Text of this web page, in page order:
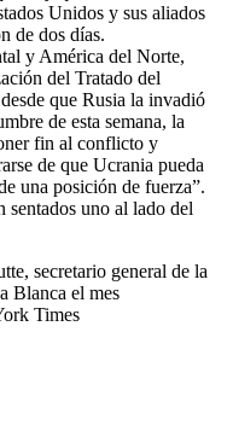
Unidos y sus aliados
de dos días.
y América del Norte,
del Tratado del
que Rusia la invadió
de esta semana, la
fin al conflicto y
de que Ucrania pueda
una posición de fuerza”.
secretario general de la
Blanca el mes
Times